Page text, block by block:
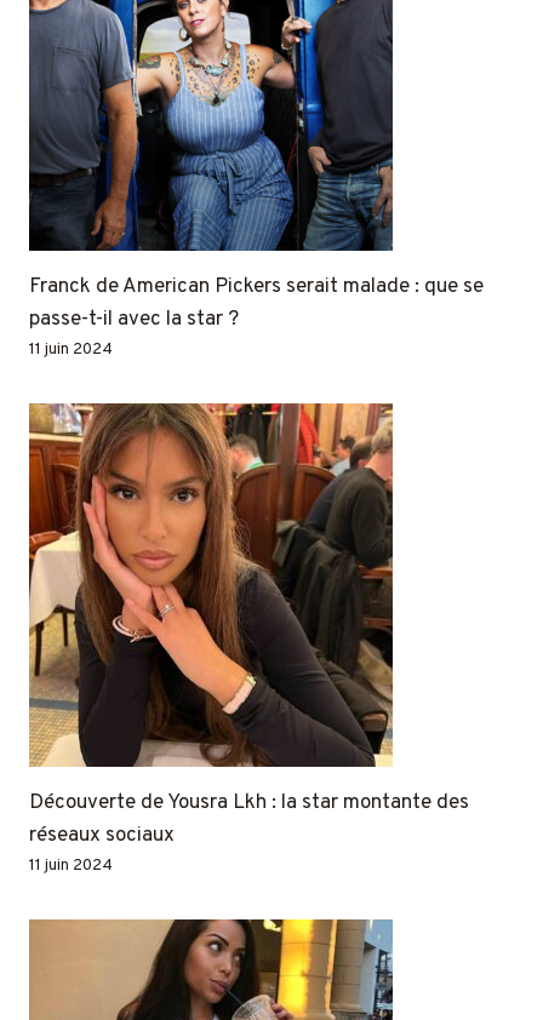
Franck de American Pickers serait malade : que se
passe-t-il avec la star ?
11 juin 2024
Découverte de Yousra Lkh : la star montante des
réseaux sociaux
11 juin 2024